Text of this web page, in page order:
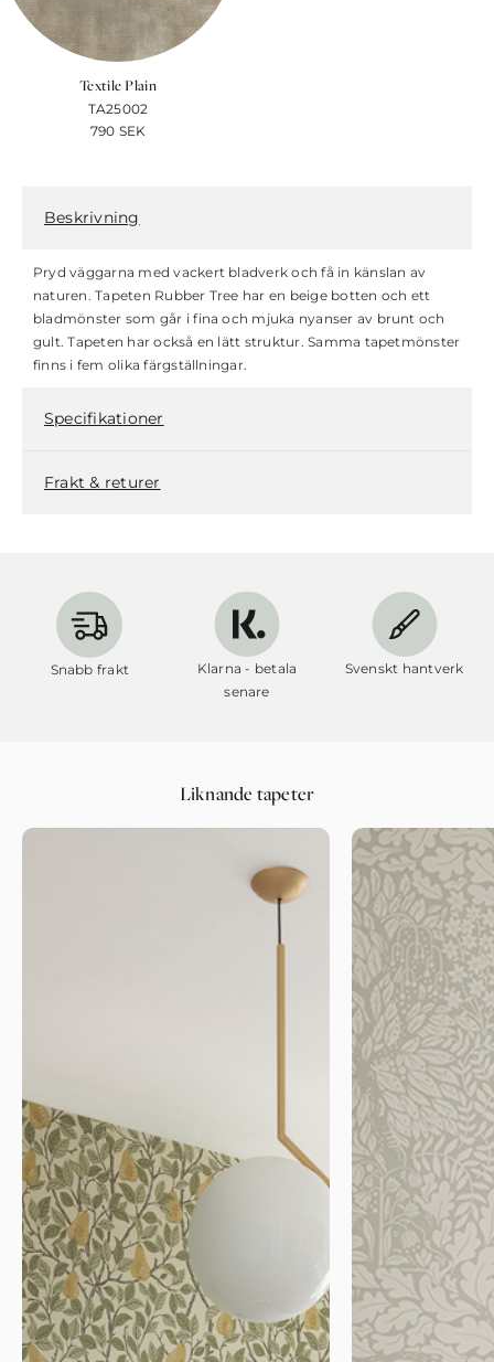
Textile Plain
TA25002
790 SEK
Beskrivning
Pryd väggarna med vackert bladverk och få in känslan av
naturen. Tapeten Rubber Tree har en beige botten och ett
bladmönster som går i fina och mjuka nyanser av brunt och
gult. Tapeten har också en lätt struktur. Samma tapetmönster
finns i fem olika färgställningar.
Specifikationer
Frakt & returer
Snabb frakt
Klarna - betala
senare
Svenskt hantverk
Liknande tapeter